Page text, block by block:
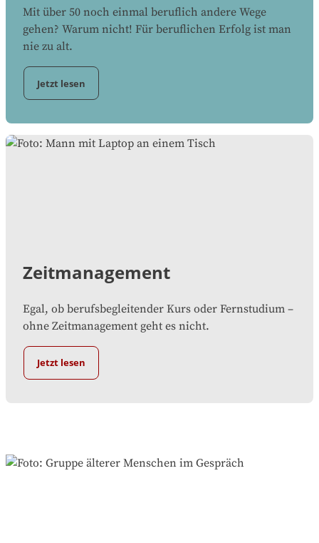
Mit über 50 noch einmal beruflich andere Wege
gehen? Warum nicht! Für beruflichen Erfolg ist man
nie zu alt.
Jetzt lesen
Zeitmanagement
Egal, ob berufsbegleitender Kurs oder Fernstudium –
ohne Zeitmanagement geht es nicht.
Jetzt lesen